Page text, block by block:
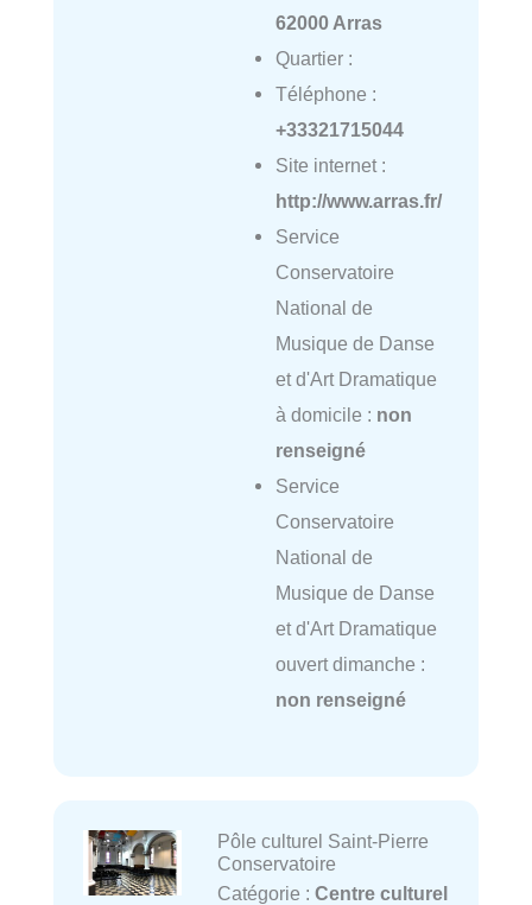
62000 Arras
Quartier :
Téléphone :
+33321715044
Site internet :
http://www.arras.fr/
Service
Conservatoire
National de
Musique de Danse
et d'Art Dramatique
à domicile : non
renseigné
Service
Conservatoire
National de
Musique de Danse
et d'Art Dramatique
ouvert dimanche :
non renseigné
Pôle culturel Saint-Pierre
Conservatoire
Catégorie : Centre culturel